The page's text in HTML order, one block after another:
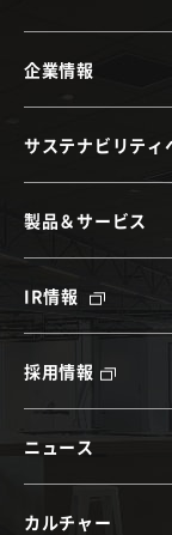
企業情報
サステナビリティ
製品＆サービス
IR情報
採用情報
ニュース
カルチャー